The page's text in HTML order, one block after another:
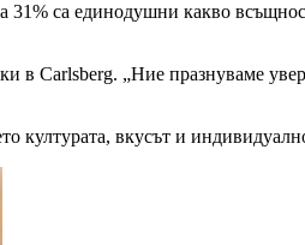
31% са единодушни какво
в Carlsberg. „Ние празнуваме
културата, вкусът и